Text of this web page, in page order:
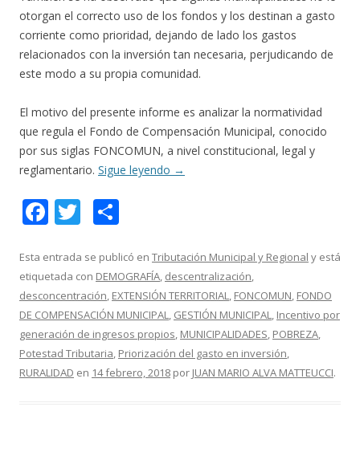
otorgan el correcto uso de los fondos y los destinan a gasto
corriente como prioridad, dejando de lado los gastos
relacionados con la inversión tan necesaria, perjudicando de
este modo a su propia comunidad.
El motivo del presente informe es analizar la normatividad
que regula el Fondo de Compensación Municipal, conocido
por sus siglas FONCOMUN, a nivel constitucional, legal y
reglamentario. Sigue leyendo →
F
e
b
o
o
k
T
itt
er
m
p
ar
ti
r
Esta entrada se publicó en Tributación Municipal y Regional y está
etiquetada con DEMOGRAFÍA, descentralización,
desconcentración, EXTENSIÓN TERRITORIAL, FONCOMUN, FONDO
DE COMPENSACIÓN MUNICIPAL, GESTIÓN MUNICIPAL, Incentivo por
generación de ingresos propios, MUNICIPALIDADES, POBREZA,
Potestad Tributaria, Priorización del gasto en inversión,
RURALIDAD en 14 febrero, 2018 por JUAN MARIO ALVA MATTEUCCI.